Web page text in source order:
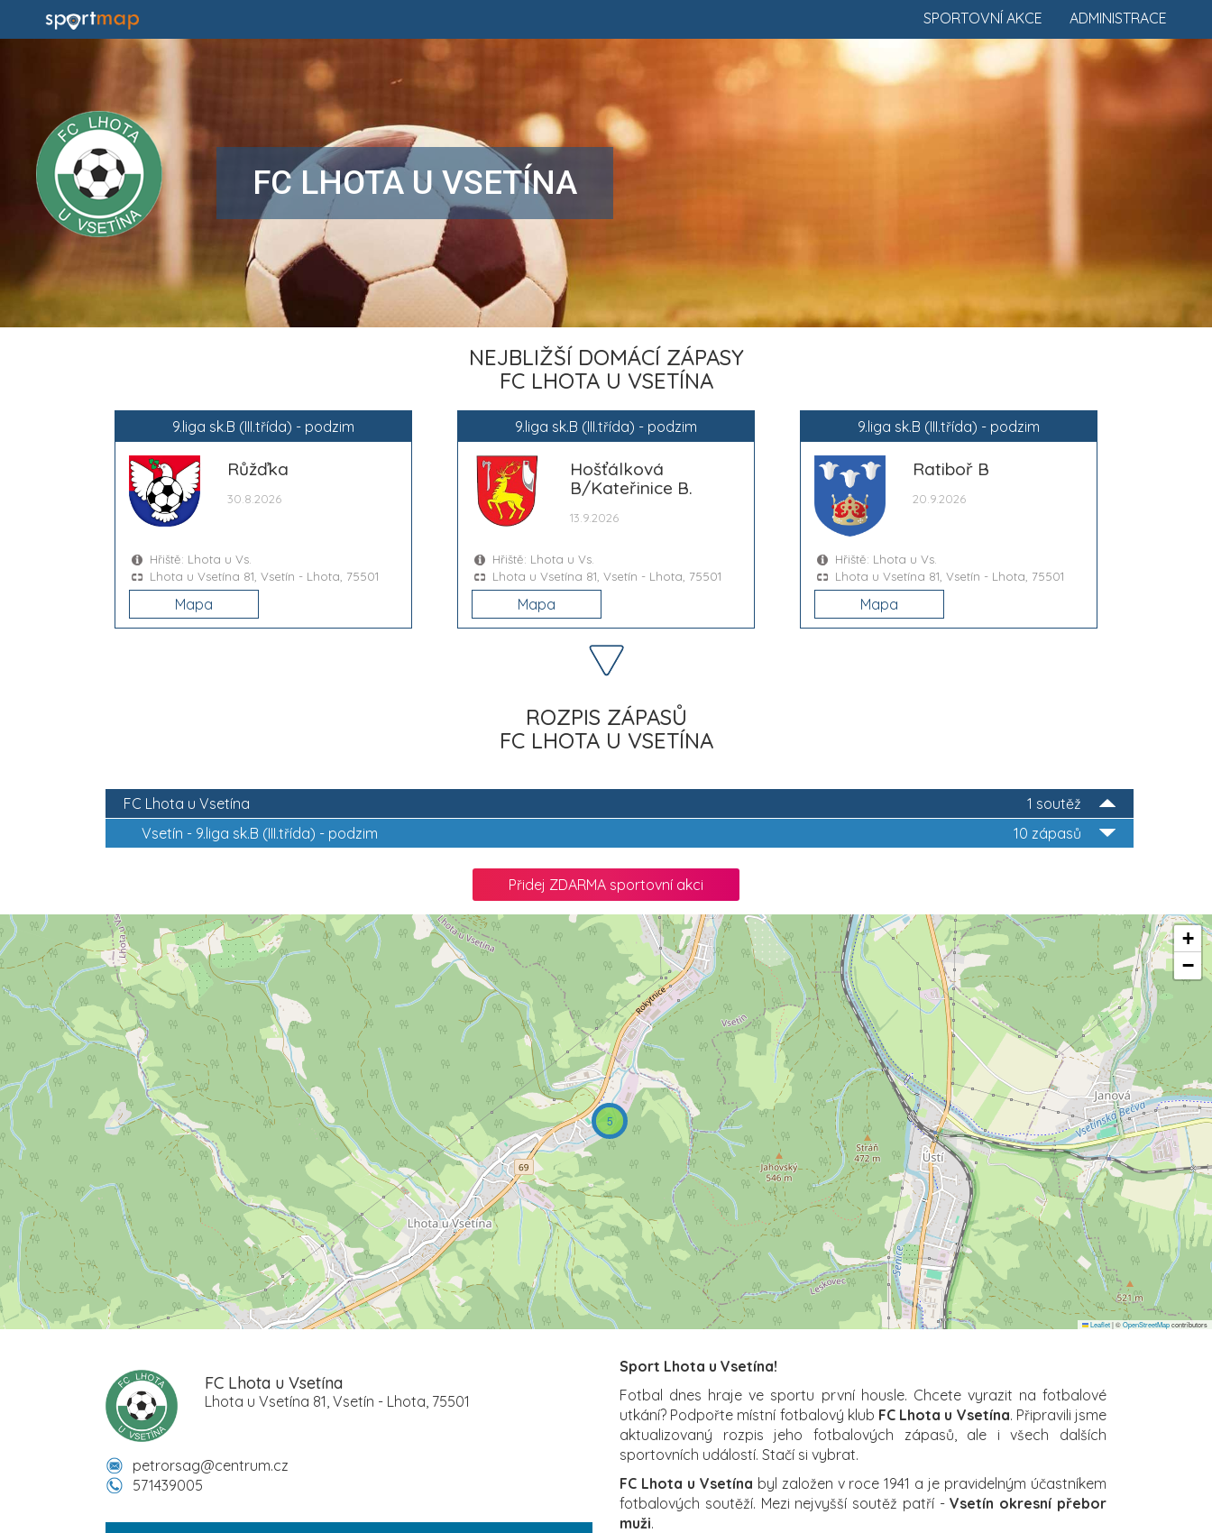
ADMINISTRACE
SPORTOVNÍ AKCE
FC LHOTA U VSETÍNA
NEJBLIŽŠÍ DOMÁCÍ ZÁPASY
FC LHOTA U VSETÍNA
9.liga sk.B (III.třída) - podzim
Růžďka
30.8.2026
Hřiště: Lhota u Vs.
Lhota u Vsetína 81, Vsetín - Lhota, 75501
Mapa
9.liga sk.B (III.třída) - podzim
Hošťálková
B/Kateřinice B.
13.9.2026
Hřiště: Lhota u Vs.
Lhota u Vsetína 81, Vsetín - Lhota, 75501
Mapa
9.liga sk.B (III.třída) - podzim
Ratiboř B
20.9.2026
Hřiště: Lhota u Vs.
Lhota u Vsetína 81, Vsetín - Lhota, 75501
Mapa
ROZPIS ZÁPASŮ
FC LHOTA U VSETÍNA
1 soutěž
FC Lhota u Vsetína
10 zápasů
Vsetín - 9.liga sk.B (III.třída) - podzim
Přidej ZDARMA sportovní akci
5
+
−
Leaflet|©OpenStreetMapcontributors
FC Lhota u Vsetína
Lhota u Vsetína 81, Vsetín - Lhota, 75501
petrorsag@centrum.cz
571439005
Sport Lhota u Vsetína!
Fotbal dnes hraje ve sportu první housle. Chcete vyrazit na fotbalové
utkání? Podpořte místní fotbalový klub FC Lhota u Vsetína. Připravili jsme
aktualizovaný rozpis jeho fotbalových zápasů, ale i všech dalších
sportovních událostí. Stačí si vybrat.
FC Lhota u Vsetína byl založen v roce 1941 a je pravidelným účastníkem
fotbalových soutěží. Mezi nejvyšší soutěž patří -Vsetín okresní přebor
muži.